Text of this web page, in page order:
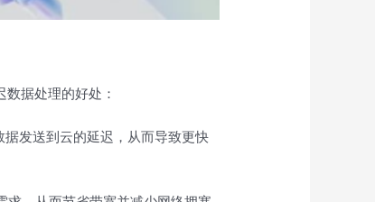
据处理的好处：
发送到云的延迟，从而导致更快